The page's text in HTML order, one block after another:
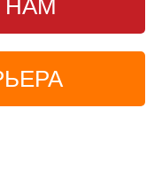
НАМ